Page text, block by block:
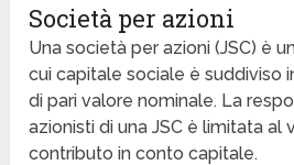
Società per azioni
Una società per azioni (JSC) è
cui capitale sociale è suddiviso
di pari valore nominale. La
azionisti di una JSC è limitata al
contributo in conto capitale.